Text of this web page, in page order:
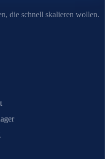
die schnell skalieren wollen.